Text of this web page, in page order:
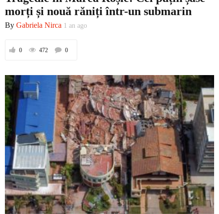
morți și nouă răniți într-un submarin
By Gabriela Nirca 1 an ago
0 472 0